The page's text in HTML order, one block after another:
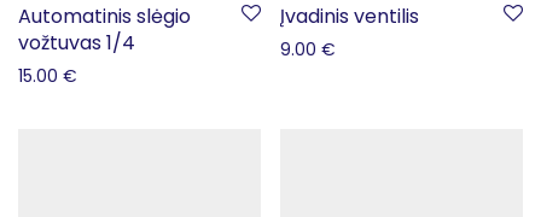
Automatinis slėgio
vožtuvas 1/4
15.00 €
Įvadinis ventilis
9.00 €